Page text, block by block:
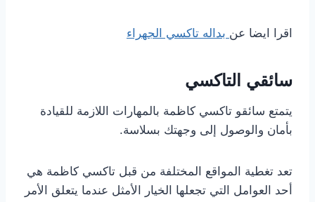
اقرا ايضا عن بداله تاكسي الجهراء
سائقي التاكسي
يتمتع سائقو تاكسي كاظمة بالمهارات اللازمة للقيادة
بأمان والوصول إلى وجهتك بسلاسة.
تعد تغطية المواقع المختلفة من قبل تاكسي كاظمة هي
أحد العوامل التي تجعلها الخيار الأمثل عندما يتعلق الأمر